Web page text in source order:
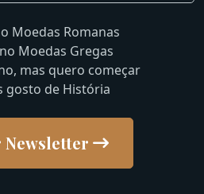
Moedas Romanas
Moedas Gregas
mas quero começar
gosto de História
Newsletter